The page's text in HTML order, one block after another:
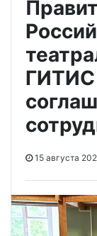
ГИТИС
15 августа